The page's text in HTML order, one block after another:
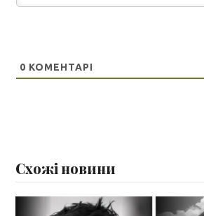
0 КОМЕНТАРІ
Схожі новини